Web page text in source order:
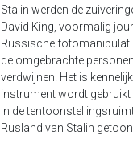
Stalin werden de
David King, voormalig
Russische
de omgebrachte
verdwijnen. Het is
instrument wordt gebruikt
In de
Rusland van Stalin